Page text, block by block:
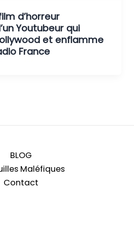
d’horreur
Youtubeur qui
et enflamme
France
BLOG
Maléfiques
Contact